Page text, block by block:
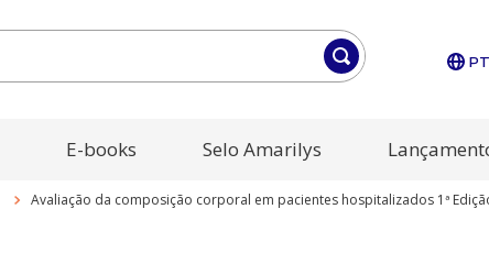
PT
E-books Selo Amarilys
Avaliação da composição corporal em pacientes hospitalizados 1ª